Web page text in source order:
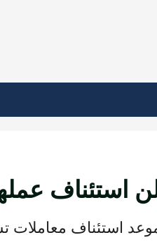
استئناف
استئناف معاملات